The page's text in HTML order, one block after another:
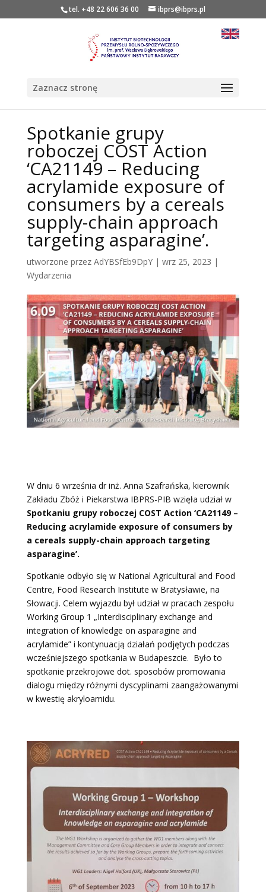
tel. +48 22 606 36 00 ibprs@ibprs.pl
Zaznacz stronę
Spotkanie grupy
roboczej COST Action
‘CA21149 – Reducing
acrylamide exposure of
consumers by a cereals
supply-chain approach
targeting asparagine’.
utworzone przez AdYBSfEb9DpY| wrz 25, 2023 |
Wydarzenia
W dniu 6 września dr inż. Anna Szafrańska, kierownik
Zakładu Zbóż i Piekarstwa IBPRS-PIB wzięła udział w
Spotkaniu grupy roboczej COST Action ‘CA21149 –
Reducing acrylamide exposure of consumers by
a cereals supply-chain approach targeting
asparagine’.
Spotkanie odbyło się w National Agricultural and Food
Centre, Food Research Institute w Bratysławie, na
Słowacji. Celem wyjazdu był udział w pracach zespołu
Working Group 1 „Interdisciplinary exchange and
integration of knowledge on asparagine and
acrylamide” i kontynuacją działań podjętych podczas
wcześniejszego spotkania w Budapeszcie. Było to
spotkanie przekrojowe dot. sposobów promowania
dialogu między różnymi dyscyplinami zaangażowanymi
w kwestię akryloamidu.